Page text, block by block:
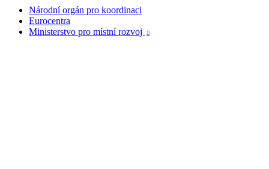
Národní orgán pro koordinaci
Eurocentra
Ministerstvo pro místní rozvoj
